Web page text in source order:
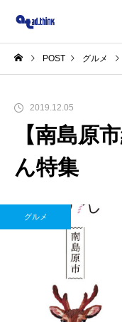
POST グルメ
2019.12.05
【南島原
ん特集
グルメ